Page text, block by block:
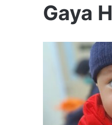
Gaya